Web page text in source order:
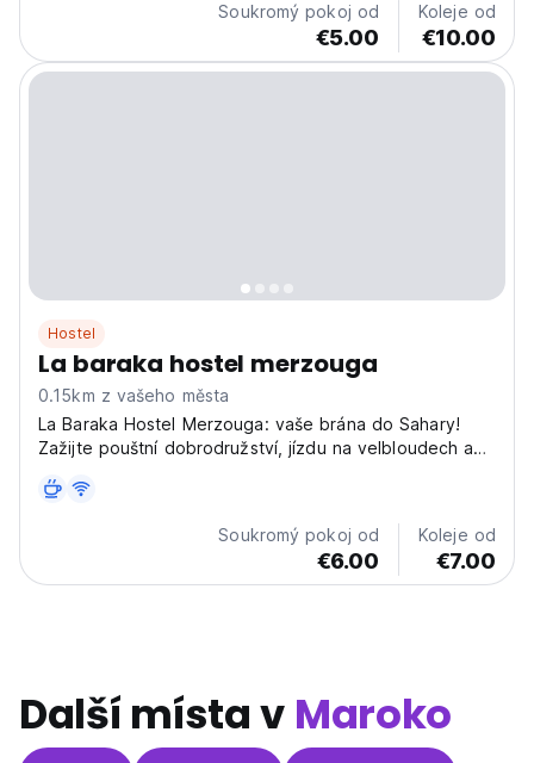
Soukromý pokoj od
€5.00
Koleje od
€10.00
Hostel
La baraka hostel merzouga
0.15km z vašeho města
La Baraka Hostel Merzouga: vaše brána do Sahary!
Zažijte pouštní dobrodružství, jízdu na velbloudech a
průzkumníky. (Auto-translated from original language)
Soukromý pokoj od
€6.00
Koleje od
€7.00
Další místa v Maroko